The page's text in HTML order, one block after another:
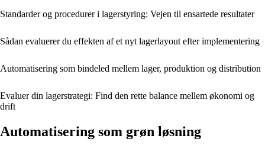
Standarder og procedurer i lagerstyring: Vejen til ensartede resultater
Sådan evaluerer du effekten af et nyt lagerlayout efter implementering
Automatisering som bindeled mellem lager, produktion og distribution
Evaluer din lagerstrategi: Find den rette balance mellem økonomi og
drift
Automatisering som grøn løsning